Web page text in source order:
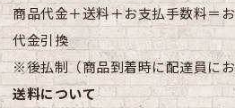
商品代金＋送料＋お支払手数料＝
代金引換
※後払制（商品到着時に配達員に
送料について